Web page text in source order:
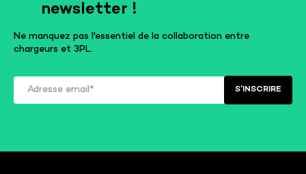
newsletter !
Ne manquez pas l'essentiel de la collaboration entre
chargeurs et 3PL.